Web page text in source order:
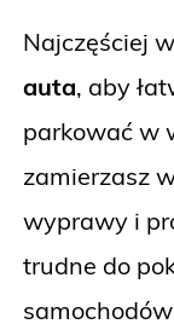
Najczęściej
auta, aby
parkować w
zamierzasz
wyprawy i
trudne do